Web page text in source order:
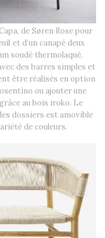
de Søren Rose pour
et d’un canapé deux
soudé thermolaqué,
des barres simples et
être réalisés en option
ou ajouter une
au bois iroko. Le
dossiers est amovible
de couleurs.